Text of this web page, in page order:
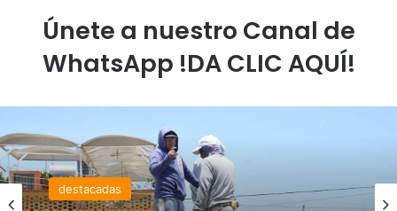
Únete a nuestro Canal de
WhatsApp !DA CLIC AQUÍ!
destacadas